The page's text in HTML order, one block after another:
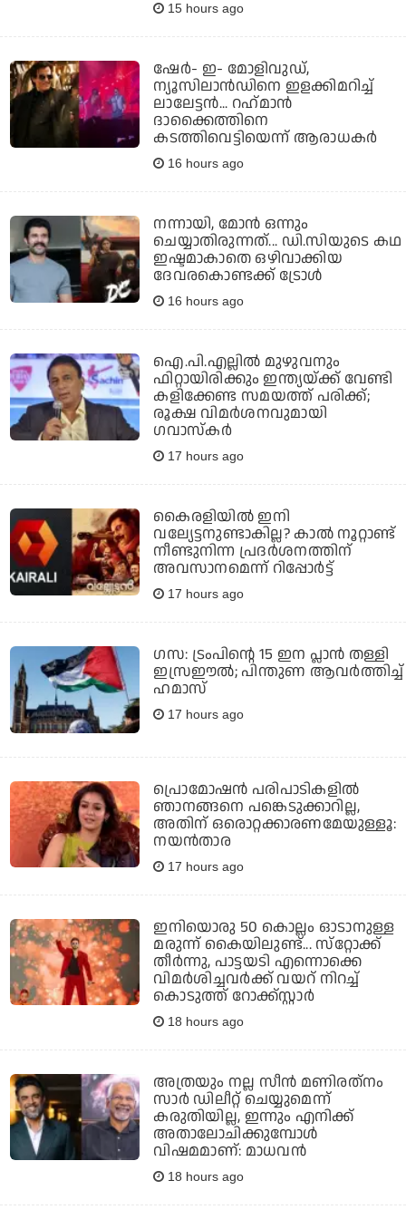
15 hours ago
ഷേര്‍- ഇ- മോളിവുഡ്,
ന്യൂസിലാന്‍ഡിനെ ഇളക്കിമറിച്ച്
ലാലേട്ടന്‍... റഹ്‌മാന്‍
ദാക്കൈത്തിനെ
കടത്തിവെട്ടിയെന്ന് ആരാധകര്‍
16 hours ago
നന്നായി, മോന്‍ ഒന്നും
ചെയ്യാതിരുന്നത്... ഡി.സിയുടെ കഥ
ഇഷ്ടമാകാതെ ഒഴിവാക്കിയ
ദേവരകൊണ്ടക്ക് ട്രോള്‍
16 hours ago
ഐ.പി.എല്ലില്‍ മുഴുവനും
ഫിറ്റായിരിക്കും ഇന്ത്യയ്ക്ക് വേണ്ടി
കളിക്കേണ്ട സമയത്ത് പരിക്ക്;
രൂക്ഷ വിമര്‍ശനവുമായി
ഗവാസ്‌കര്‍
17 hours ago
കൈരളിയില്‍ ഇനി
വല്യേട്ടനുണ്ടാകില്ല? കാല്‍ നൂറ്റാണ്ട്
നീണ്ടുനിന്ന പ്രദര്‍ശനത്തിന്
അവസാനമെന്ന് റിപ്പോര്‍ട്ട്
17 hours ago
ഗസ: ട്രംപിന്റെ 15 ഇന പ്ലാന്‍ തള്ളി
ഇസ്രഈല്‍; പിന്തുണ ആവര്‍ത്തിച്ച്
ഹമാസ്
17 hours ago
പ്രൊമോഷന്‍ പരിപാടികളില്‍
ഞാനങ്ങനെ പങ്കെടുക്കാറില്ല,
അതിന് ഒരൊറ്റക്കാരണമേയുള്ളൂ:
നയന്‍താര
17 hours ago
ഇനിയൊരു 50 കൊല്ലം ഓടാനുള്ള
മരുന്ന് കൈയിലുണ്ട്... സ്‌റ്റോക്ക്
തീര്‍ന്നു, പാട്ടയടി എന്നൊക്കെ
വിമര്‍ശിച്ചവര്‍ക്ക് വയറ് നിറച്ച്
കൊടുത്ത് റോക്ക്‌സ്റ്റാര്‍
18 hours ago
അത്രയും നല്ല സീന്‍ മണിരത്‌നം
സാര്‍ ഡിലീറ്റ് ചെയ്യുമെന്ന്
കരുതിയില്ല, ഇന്നും എനിക്ക്
അതാലോചിക്കുമ്പോള്‍
വിഷമമാണ്: മാധവന്‍
18 hours ago